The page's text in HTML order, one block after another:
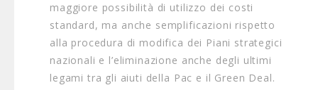
maggiore possibilità di utilizzo dei costi
standard, ma anche semplificazioni rispetto
alla procedura di modifica dei Piani strategici
nazionali e l’eliminazione anche degli ultimi
legami tra gli aiuti della Pac e il Green Deal.